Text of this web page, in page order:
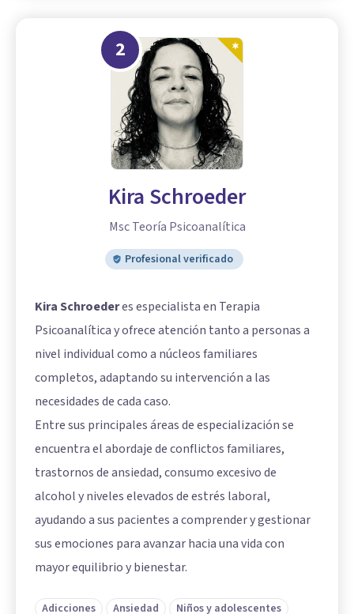
2
Kira Schroeder
Msc Teoría Psicoanalítica
Profesional verificado
Kira Schroederes especialista en Terapia
Psicoanalítica y ofrece atención tanto a personas a
nivel individual como a núcleos familiares
completos, adaptando su intervención a las
necesidades de cada caso.
Entre sus principales áreas de especialización se
encuentra el abordaje de conflictos familiares,
trastornos de ansiedad, consumo excesivo de
alcohol y niveles elevados de estrés laboral,
ayudando a sus pacientes a comprender y gestionar
sus emociones para avanzar hacia una vida con
mayor equilibrio y bienestar.
Adicciones Ansiedad Niños y adolescentes